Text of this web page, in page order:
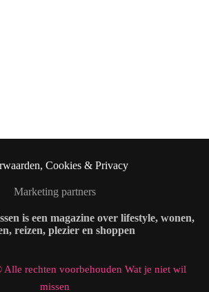
Cookies & Privacy
Marketing partners
is een magazine over lifestyle, wonen,
reizen, plezier en shoppen
rechten voorbehouden Wat je niet wil
missen